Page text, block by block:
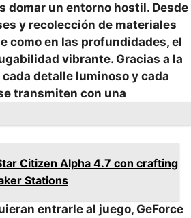
domar un entorno hostil. Desde
y recolección de materiales
como en las profundidades, el
vibrante. Gracias a la
detalle luminoso y cada
transmiten con una
Citizen Alpha 4.7 con crafting
Stations
entrarle al juego, GeForce